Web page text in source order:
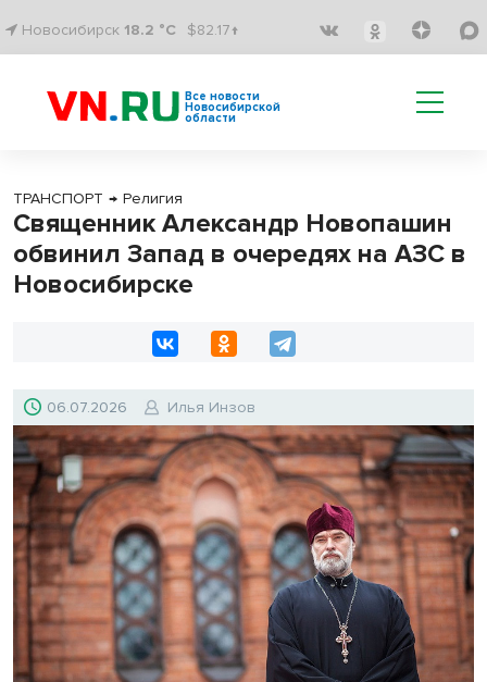
Новосибирск 18.2 °C $82.17↑
Все новости
Новосибирской
области
ТРАНСПОРТ → Религия
Священник Александр Новопашин
обвинил Запад в очередях на АЗС в
Новосибирске
06.07.2026 Илья Инзов